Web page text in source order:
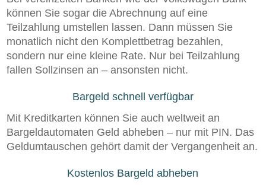
können Sie sogar die Abrechnung auf eine
Teilzahlung umstellen lassen. Dann müssen Sie
monatlich nicht den Komplettbetrag bezahlen,
sondern nur eine kleine Rate. Nur bei Teilzahlung
fallen Sollzinsen an – ansonsten nicht.
Bargeld schnell verfügbar
Mit Kreditkarten können Sie auch weltweit an
Bargeldautomaten Geld abheben – nur mit PIN. Das
Geldumtauschen gehört damit der Vergangenheit an.
Kostenlos Bargeld abheben